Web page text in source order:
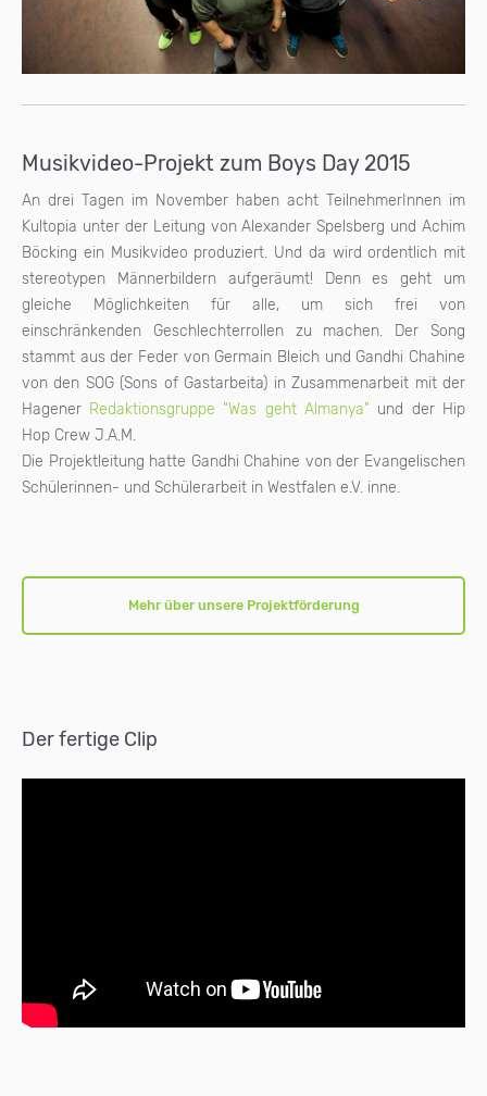
Musikvideo-Projekt zum Boys Day 2015
An drei Tagen im November haben acht TeilnehmerInnen im
Kultopia unter der Leitung von Alexander Spelsberg und Achim
Böcking ein Musikvideo produziert. Und da wird ordentlich mit
stereotypen Männerbildern aufgeräumt! Denn es geht um
gleiche Möglichkeiten für alle, um sich frei von
einschränkenden Geschlechterrollen zu machen. Der Song
stammt aus der Feder von Germain Bleich und Gandhi Chahine
von den SOG (Sons of Gastarbeita) in Zusammenarbeit mit der
Hagener Redaktionsgruppe "Was geht Almanya" und der Hip
Hop Crew J.A.M.
Die Projektleitung hatte Gandhi Chahine von der Evangelischen
Schülerinnen- und Schülerarbeit in Westfalen e.V. inne.
Mehr über unsere Projektförderung
Der fertige Clip